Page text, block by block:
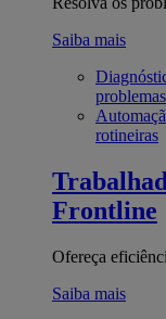
Saiba mais
problemas
rotineiras
Frontline
Ofereça
Saiba mais